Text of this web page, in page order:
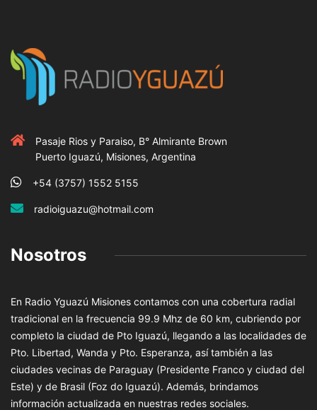
Pasaje Rios y Paraiso, B° Almirante Brown
Puerto Iguazú, Misiones, Argentina
+54 (3757) 1552 5155
radioiguazu@hotmail.com
Nosotros
En Radio Yguazú Misiones contamos con una cobertura radial
tradicional en la frecuencia 99.9 Mhz de 60 km, cubriendo por
completo la ciudad de Pto Iguazú, llegando a las localidades de
Pto. Libertad, Wanda y Pto. Esperanza, así también a las
ciudades vecinas de Paraguay (Presidente Franco y ciudad del
Este) y de Brasil (Foz do Iguazú). Además, brindamos
información actualizada en nuestras redes sociales.